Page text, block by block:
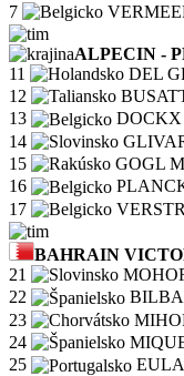
7
ALPECIN -
11
DEL
12
13
DOCKX
14
15
GOGL
16
17
BAHRAIN
21
22
23
24
25